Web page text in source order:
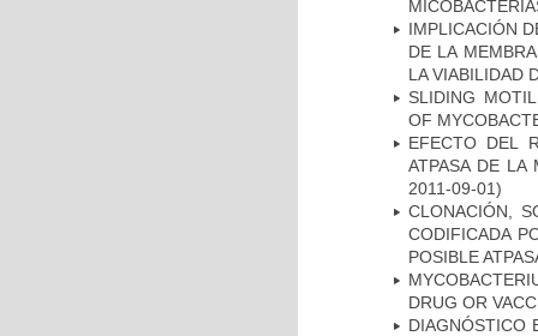
IMPLICACIÓN
DE LA
LA VIABILIDAD
SLIDING
OF
EFECTO DEL
ATPASA DE LA
2011-09-01)
CLONACIÓN,
CODIFICADA
POSIBLE
DRUG OR
DIAGNÓSTICO